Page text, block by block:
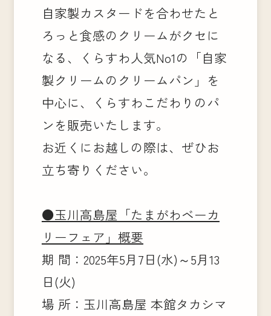
自家製カスタードを合わせたと
ろっと食感のクリームがクセに
なる、くらすわ人気No1の「自家
製クリームのクリームパン」を
中心に、くらすわこだわりのパ
ンを販売いたします。
お近くにお越しの際は、ぜひお
立ち寄りください。
●玉川高島屋「たまがわベーカ
リーフェア」概要
期 間：2025年5月7日(水)～5月13
日(火)
場 所：玉川高島屋 本館タカシマ